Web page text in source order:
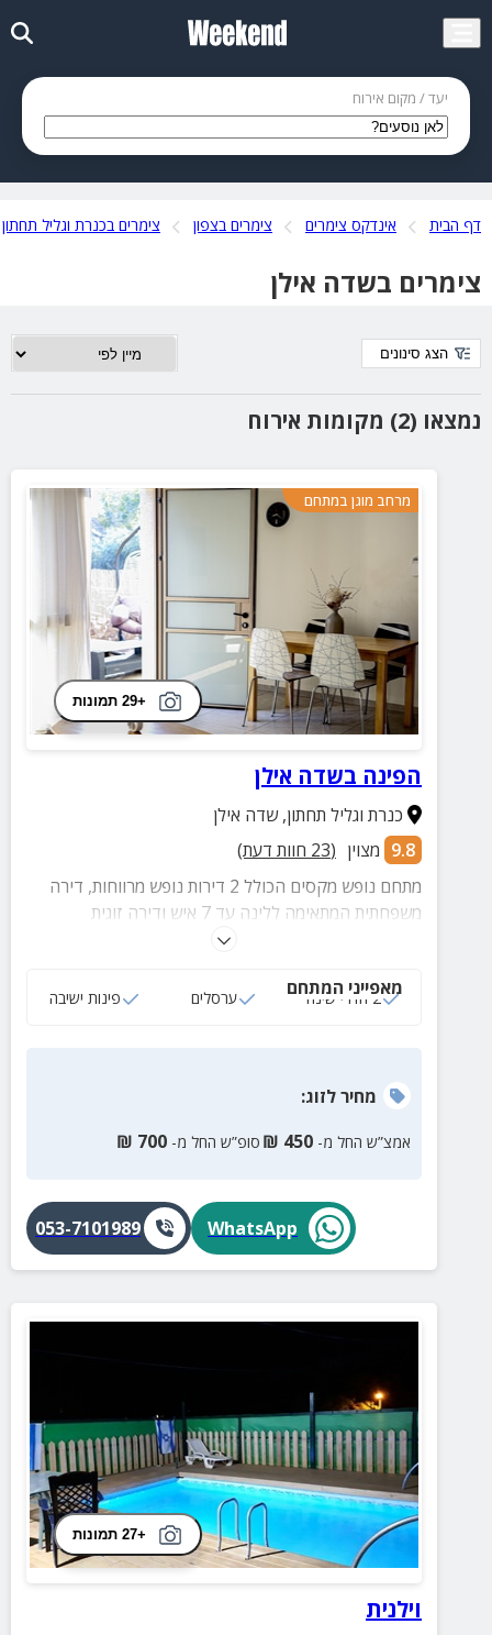
יעד / מקום אירוח
דף הבית אינדקס צימרים צימרים בצפון צימרים בכנרת וגליל תחתון
צימרים בשדה אילן
נמצאו (2) מקומות אירוח
הצג סינונים
מרחב מוגן במתחם
+29 תמונות
הפינה בשדה אילן
כנרת וגליל תחתון,שדה אילן
9.8 מצוין (
23 חוות דעת)
מתחם נופש מקסים הכולל 2 דירות נופש מרווחות, דירה
משפחתית המתאימה ללינה עד 7 איש ודירה זוגית
אינטימית. בכל אחת מהדירות תמצאו חדר שינה עם מיטה
מאפייני המתחם
2 חדרי שינה ערסלים פינות ישיבה
מחירלזוג:
אמצ”ש החל מ- 450
₪ סופ”ש החל מ- 700
₪
WhatsApp
053-7101989
+27 תמונות
וילנית